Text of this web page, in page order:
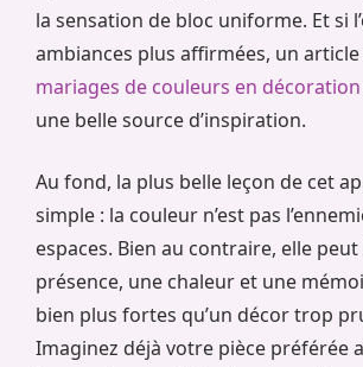
la sensation de bloc uniforme. Et si
ambiances plus affirmées, un
mariages de couleurs en décoration
une belle source d’inspiration.
Au fond, la plus belle leçon de cet
simple : la couleur n’est pas
espaces. Bien au contraire, elle
présence, une chaleur et une
bien plus fortes qu’un décor trop
Imaginez déjà votre pièce préférée